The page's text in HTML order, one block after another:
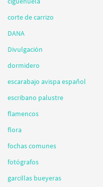
corte de carrizo
DANA
Divulgación
dormidero
escarabajo avispa español
escribano palustre
flamencos
flora
fochas comunes
fotógrafos
garcillas bueyeras